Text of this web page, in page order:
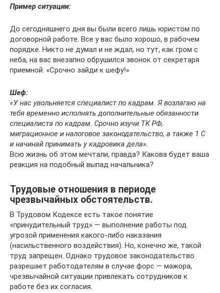
Пример ситуации:
До сегодняшнего дня вы были всего лишь юристом по
договорной работе. Все у вас было хорошо, в рабочем
порядке. Никто не думал и не ждал, но тут, как гром с
неба, на вас внезапно обрушился звонок от секретаря
приемной: «Срочно зайди к шефу!»
Шеф:
«У нас увольняется специалист по кадрам. Я возлагаю на
тебя временно исполнять дополнительные обязанности
специалиста по кадрам. Срочно изучи ТК РФ,
миграционное и налоговое законодательство, а также 1 С
и начинай принимать у кадровика дела».
Всю жизнь об этом мечтали, правда? Какова будет ваша
реакция на подобный выпад начальника?
Трудовые отношения в периоде
чрезвычайных обстоятельств.
В Трудовом Кодексе есть такое понятие
«принудительный труд» — выполнение работы под
угрозой применения какого-либо наказания
(насильственного воздействия). Но, конечно же, такой
труд запрещен. Однако трудовое законодательство
разрешает работодателям в случае форс — мажора,
чрезвычайной ситуации привлекать сотрудников к
работе без их согласия.